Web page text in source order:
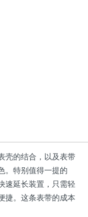
壳的结合，以及表带
。特别值得一提的
速延长装置，只需轻
捷。这条表带的成本